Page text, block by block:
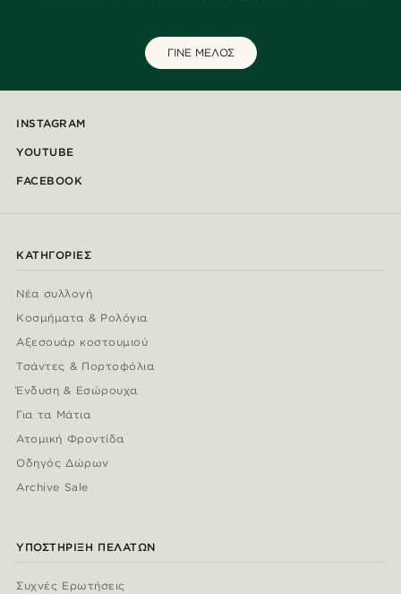
ΓΙΝΕ ΜΕΛΟΣ
INSTAGRAM
YOUTUBE
FACEBOOK
ΚΑΤΗΓΟΡΊΕΣ
Νέα συλλογή
Κοσμήματα & Ρολόγια
Αξεσουάρ κοστουμιού
Τσάντες & Πορτοφόλια
Ένδυση & Εσώρουχα
Για τα Μάτια
Ατομική Φροντίδα
Οδηγός Δώρων
Archive Sale
ΥΠΟΣΤΉΡΙΞΗ ΠΕΛΑΤΏΝ
Συχνές Ερωτήσεις